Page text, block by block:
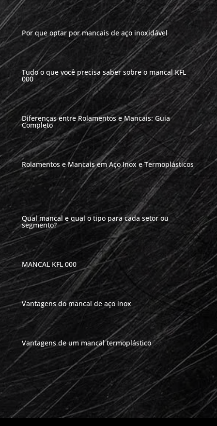
Por que optar por mancais de aço inoxidável
Tudo o que você precisa saber sobre o mancal KFL
000
Diferenças entre Rolamentos e Mancais: Guia
Completo
Rolamentos e Mancais em Aço Inox e Termoplásticos
Qual mancal e qual o tipo para cada setor ou
segmento?
MANCAL KFL 000
Vantagens do mancal de aço inox
Vantagens de um mancal termoplástico